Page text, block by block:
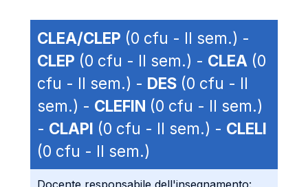
CLEA/CLEP (0 cfu - II sem.) -
CLEP (0 cfu - II sem.) - CLEA (0
cfu - II sem.) - DES (0 cfu - II
sem.) - CLEFIN (0 cfu - II sem.)
- CLAPI (0 cfu - II sem.) - CLELI
(0 cfu - II sem.)
Docente responsabile dell'insegnamento: